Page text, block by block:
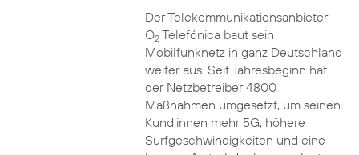
Der Telekommunikationsanbieter
O2Telefónica baut sein
Mobilfunknetz in ganz Deutschland
weiter aus. Seit Jahresbeginn hat
der Netzbetreiber 4800
Maßnahmen umgesetzt, um seinen
Kund:innen mehr 5G, höhere
Surfgeschwindigkeiten und eine